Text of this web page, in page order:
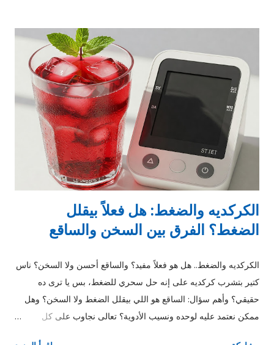
عظمية صغيرة في الكعب. 📌 مش دايمًا هي السبب، لكن ممكن تزود
الألم. 3. الوقوف لفترات طويلة لو شغلك فيه وقوف كتير، ده بيضغط
على الكعب وبيزود المشكلة. 4. الحذاء غير المناسب لبس جزمة
مسطحة جدًا أو بدون دعم بيزود ألم كعب القدم. 5. زيادة الوزن وزن
الجسم بيحمل ضغط مباشر على الكعب، وده بيخلي الألم أسوأ. 6. شد
عضلات الساق شد العضلات الخلفية بيزود الشد على الكعب. 🚨 امتى
ألم كعب القدم يكون خطير؟ راجع دكتور لو عندك: ألم مستمر طول
الكركديه والضغط: هل فعلاً بيقلل
الضغط؟ الفرق بين السخن والساقع
الكركديه والضغط.. هل هو فعلاً مفيد؟ والساقع أحسن ولا السخن؟ ناس
كتير بتشرب كركديه على إنه حل سحري للضغط، بس يا ترى ده
حقيقي؟ وأهم سؤال: الساقع هو اللي بيقلل الضغط ولا السخن؟ وهل
ممكن نعتمد عليه لوحده ونسيب الأدوية؟ تعالى نجاوب على كل